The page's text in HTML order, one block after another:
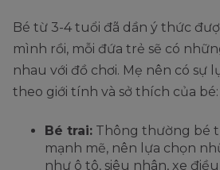
Bé từ 3-4 tuổi đã dần ý thức
mình rồi, mỗi đứa trẻ sẽ có
nhau với đồ chơi. Mẹ nên có sự
theo giới tính và sở thích của bé:
Bé trai: Thông thường bé
mạnh mẽ, nên lựa chọn
như ô tô, siêu nhân, xe